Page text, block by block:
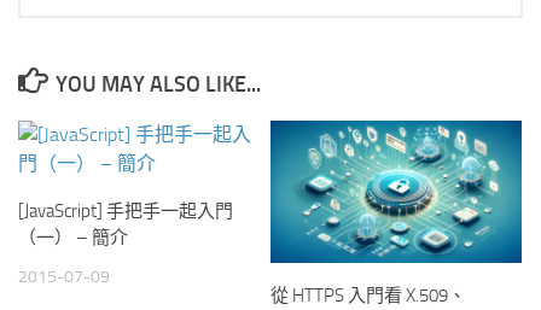
YOU MAY ALSO LIKE...
[JavaScript] 手把手一起入門
（一） – 簡介
2015-07-09
從 HTTPS 入門看 X.509、